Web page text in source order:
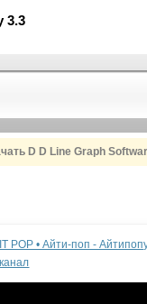
3.3
D D Line Graph
IT POP • Айти-поп -
канал